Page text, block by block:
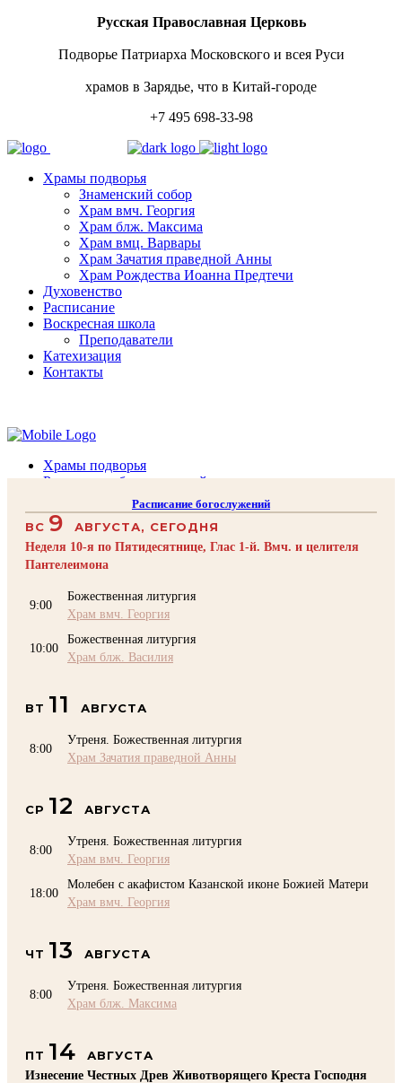
Русская Православная Церковь
Подворье Патриарха Московского и всея Руси
храмов в Зарядье, что в Китай-городе
+7 495 698-33-98
Храмы подворья
Знаменский собор
Храм вмч. Георгия
Храм блж. Максима
Храм вмц. Варвары
Храм Зачатия праведной Анны
Храм Рождества Иоанна Предтечи
Духовенство
Расписание
Воскресная школа
Преподаватели
Катехизация
Контакты
Храмы подворья
Расписание богослужений
Воскресная школа
Преподаватели Воскресной школы
Катехизация
КОНТАКТЫ
Расписание богослужений
ВС 9 АВГУСТА, СЕГОДНЯ
Неделя 10-я по Пятидесятнице, Глас 1-й. Вмч. и целителя
Пантелеимона
9:00
Божественная литургия
Храм вмч. Георгия
10:00
Божественная литургия
Храм блж. Василия
ВТ 11 АВГУСТА
8:00
Утреня. Божественная литургия
Храм Зачатия праведной Анны
СР 12 АВГУСТА
8:00
Утреня. Божественная литургия
Храм вмч. Георгия
18:00
Молебен с акафистом Казанской иконе Божией Матери
Храм вмч. Георгия
ЧТ 13 АВГУСТА
8:00
Утреня. Божественная литургия
Храм блж. Максима
ПТ 14
АВГУСТА
Изнесение Честных Древ Животворящего Креста Господня